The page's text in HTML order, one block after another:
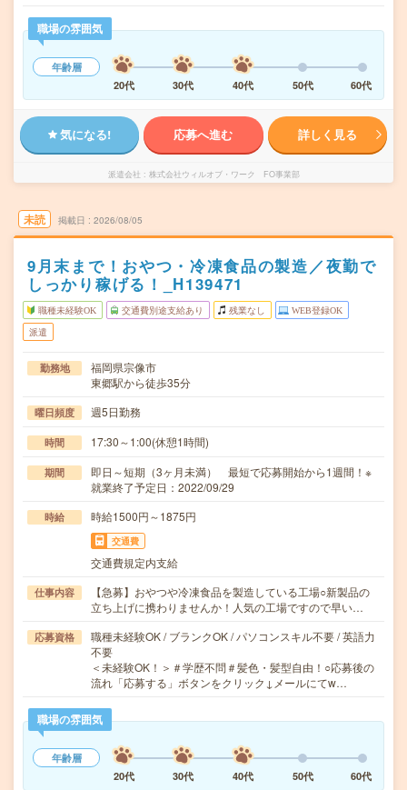
職場の雰囲気
年齢層
20代
30代 40代 50代 60代
気になる! 応募へ進む 詳しく見る
派遣会社 株式会社ウィルオブ・ワーク FO事業部
未読 掲載日 2026/08/05
9月末まで！おやつ・冷凍食品の製造／夜勤で
しっかり稼げる！_H139471
職種未経験OK 交通費別途支給あり 残業なし WEB登録OK
派遣
勤務地
福岡県宗像市
東郷駅から徒歩35分
曜日頻度 週5日勤務
時間 17:30～1:00(休憩1時間)
期間
即日～短期（3ヶ月未満） 最短で応募開始から1週間！※
就業終了予定日：2022/09/29
時給 時給1500円～1875円
交通費
交通費規定内支給
仕事内容
【急募】おやつや冷凍食品を製造している工場○新製品の
立ち上げに携わりませんか！人気の工場ですので早い…
応募資格
職種未経験OK / ブランクOK / パソコンスキル不要 / 英語力
不要
＜未経験OK！＞＃学歴不問＃髪色・髪型自由！○応募後の
流れ「応募する」ボタンをクリック↓メールにてw…
職場の雰囲気
年齢層
20代
30代 40代 50代 60代